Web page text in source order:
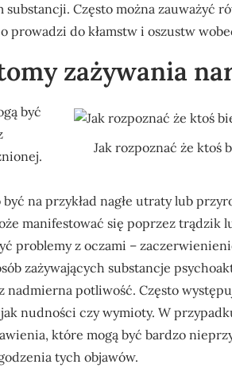
Często można zauważyć
prowadzi do kłamstw i oszustw
zażywania
Jak rozpoznać że ktoś
być
na przykład nagłe utraty lub
manifestować się poprzez trądzik
problemy z oczami –
zażywających substancje
potliwość. Często
nudności czy wymioty. W
które mogą być bardzo
tych objawów.